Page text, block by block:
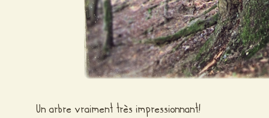
Un arbre vraiment très impressionnant!